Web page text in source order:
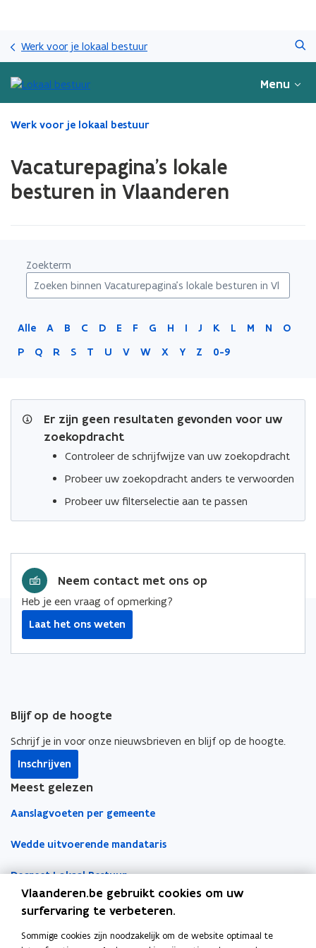
gaan
Werk voor je lokaal bestuur
Menu
Gedaan
bevindt
zich
Vlaanderen
Werk voor je lokaal bestuur
Vacaturepagina's lokale
besturen in Vlaanderen
Zoekterm
Alle A B C D E F G H I J K L M N
O
P
Q R S T U V W X Y Z 0-9
Er zijn geen resultaten gevonden voor uw
zoekopdracht
Controleer de schrijfwijze van uw zoekopdracht
Probeer uw zoekopdracht anders te verwoorden
Probeer uw filterselectie aan te passen
Neem contact met ons op
Heb je een vraag of opmerking?
Laat het ons weten
Blijf op de hoogte
Schrijf je in voor onze nieuwsbrieven en blijf op de hoogte.
Inschrijven
Meest gelezen
Aanslagvoeten per gemeente
Wedde uitvoerende mandataris
Decreet Lokaal Bestuur
Boekhoudfiches
Werk voor je lokaal bestuur
Vlaanderen.be gebruikt cookies om uw
surfervaring te verbeteren.
Sommige cookies zijn noodzakelijk om de website optimaal te